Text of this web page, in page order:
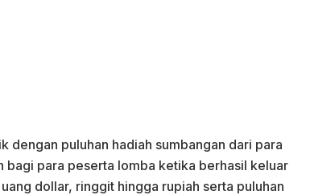
dengan puluhan hadiah sumbangan dari para
bagi para peserta lomba ketika berhasil keluar
dollar, ringgit hingga rupiah serta puluhan